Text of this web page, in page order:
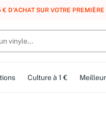
:REJOIGNEZ
Culture à 1 €